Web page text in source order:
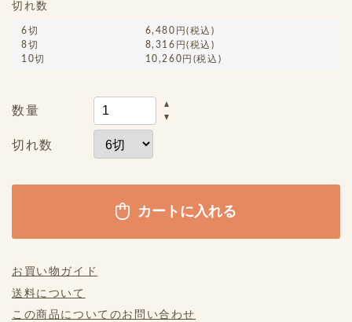
切れ数
6切
6,480円(税込)
8切
8,316円(税込)
10切
10,260円(税込)
数量
切れ数
お買い物ガイド
送料について
この商品についてのお問い合わせ